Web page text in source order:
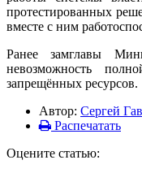
протестированных
вместе с ним
Ранее замглавы
невозможность
запрещённых ресурсов.
Автор: Сергей
Распечатать
Оцените статью: